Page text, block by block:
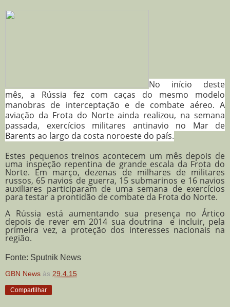
No início deste
mês, a Rússia fez com caças do mesmo modelo
manobras de interceptação e de combate aéreo. A
aviação da Frota do Norte ainda realizou, na semana
passada, exercícios militares antinavio no Mar de
Barents ao largo da costa noroeste do país.
Estes pequenos treinos acontecem um mês depois de
uma inspeção repentina de grande escala da Frota do
Norte. Em março, dezenas de milhares de militares
russos, 65 navios de guerra, 15 submarinos e 16 navios
auxiliares participaram de uma semana de exercícios
para testar a prontidão de combate da Frota do Norte.
A Rússia está aumentando sua presença no Ártico
depois de rever em 2014 sua doutrina e incluir, pela
primeira vez, a proteção dos interesses nacionais na
região.
Fonte: Sputnik News
GBN News às 29.4.15
Compartilhar